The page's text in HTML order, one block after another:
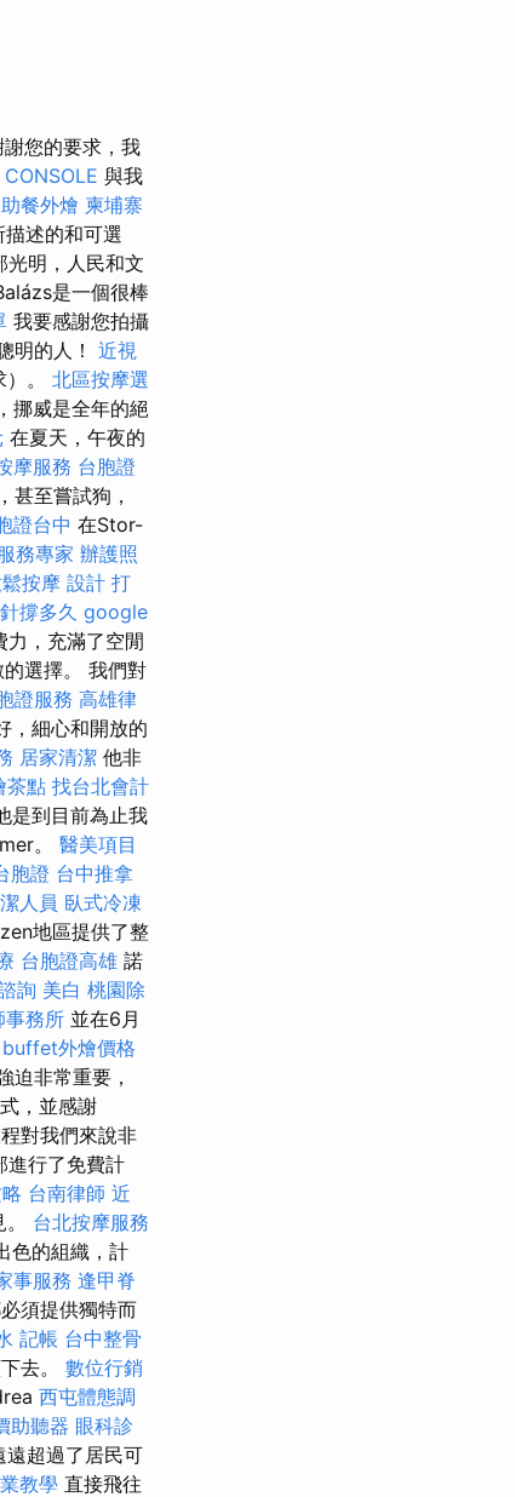
謝您的要求，我
與我
餐外燴 柬埔寨
描述的和可選
光明，人民和文
是一個很棒
我要感謝您拍攝
明的人！ 近視
。 北區按摩選
挪威是全年的絕
在夏天，午夜的
摩服務 台胞證
甚至嘗試狗，
證台中 在Stor-
務專家 辦護照
按摩 設計 打
撐多久 google
力，充滿了空閒
選擇。 我們對
證服務 高雄律
，細心和開放的
居家清潔 他非
茶點 找台北會計
是到目前為止我
。 醫美項目
胞證 台中推拿
人員 臥式冷凍
地區提供了整
台胞證高雄 諾
詢 美白 桃園除
事務所 並在6月
buffet外燴價格
迫非常重要，
，並感謝
對我們來說非
進行了免費計
台南律師 近
台北按摩服務
色的組織，計
事服務 逢甲脊
須提供獨特而
記帳 台中整骨
去。 數位行銷
西屯體態調
助聽器 眼科診
遠超過了居民可
教學 直接飛往